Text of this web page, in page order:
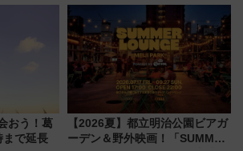
杯……工場直送生ビールや島グ
ルメが美味い
おう！葛
まで延長
【2026夏】都立明治公園ビアガ
ーデン＆野外映画！「SUMMER